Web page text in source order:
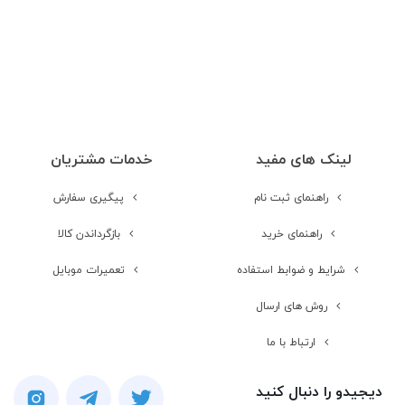
نوع بلوتوث
Wi-Fi
Wi-Fi 802.11 a/b/g/n/ac
دوربین
لینک های مفید
راهنمای ثبت نام
راهنمای خرید
شرایط و ضوابط استفاده
روش های ارسال
ارتباط با ما
خدمات مشتریان
پیگیری سفارش
بازگرداندن کالا
تعمیرات موبایل
دیجیدو را دنبال کنید